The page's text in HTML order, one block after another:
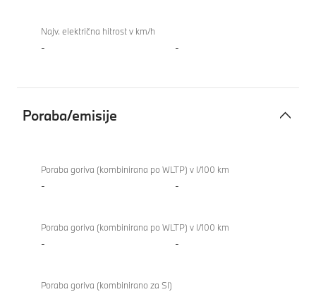
Najv. električna hitrost v km/h
- -
Poraba/emisije
Poraba goriva (kombinirana po WLTP) v l/100 km
- -
Poraba goriva (kombinirana po WLTP) v l/100 km
- -
Poraba goriva (kombinirano za SI)